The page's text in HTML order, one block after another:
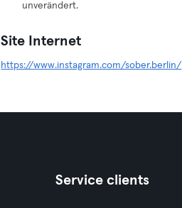
unverändert.
Site Internet
https://www.instagram.com/sober.berlin/
Service clients